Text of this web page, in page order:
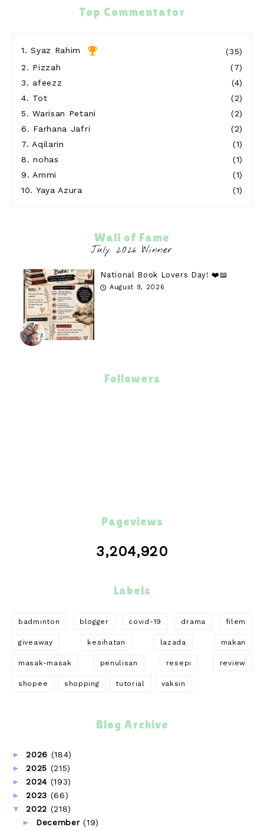
Kos join event running 10km, Half dan Full
Top Commentator
1.Syaz Rahim
(35)
2. Pizzah
(7)
3. afeezz
(4)
4. Tot
(2)
5.Warisan Petani
(2)
6. Farhana Jafri
(2)
7. Aqilarin
(1)
8.nohas
(1)
9. Ammi
(1)
10. Yaya Azura (1)
Wall of Fame
National Book Lovers Day! ❤️📖
August 9, 2026
Followers
Pageviews
3,204,920
Labels
badminton blogger covid-19 drama filem
giveaway kesihatan lazada makan
masak-masak penulisan resepi review
shopee shopping tutorial vaksin
Blog Archive
►2026 (184)
►2025 (215)
►2024 (193)
►2023 (66)
▼2022 (218)
► December(19)